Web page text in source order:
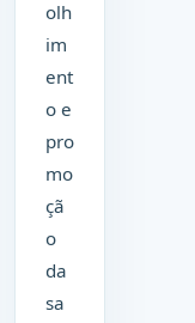
olh
im
ent
o e
pro
mo
çã
o
da
sa